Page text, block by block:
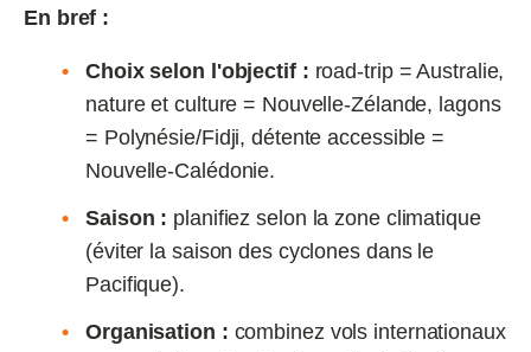
En bref :
Choix selon l'objectif : road‑trip = Australie,
nature et culture = Nouvelle‑Zélande, lagons
= Polynésie/Fidji, détente accessible =
Nouvelle‑Calédonie.
Saison : planifiez selon la zone climatique
(éviter la saison des cyclones dans le
Pacifique).
Organisation : combinez vols internationaux